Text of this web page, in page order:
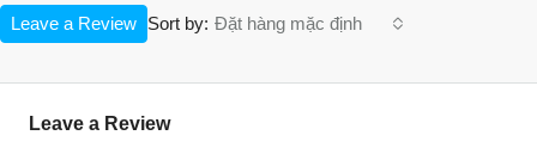
Sort by: Đặt hàng mặc định
Leave a Review
Leave a Review